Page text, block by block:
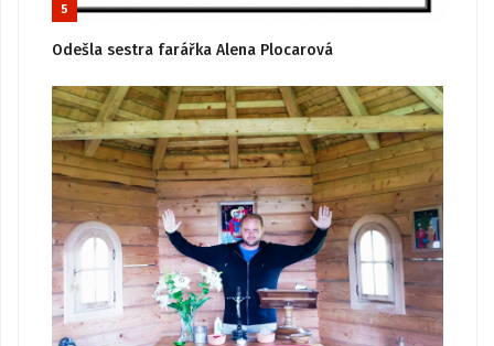
5
Odešla sestra farářka Alena Plocarová